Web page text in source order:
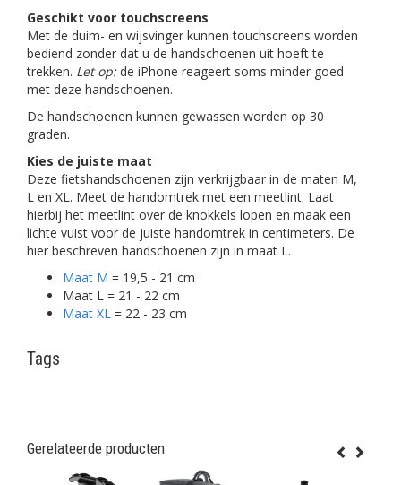
Geschikt voor touchscreens
Met de duim- en wijsvinger kunnen touchscreens worden
bediend zonder dat u de handschoenen uit hoeft te
trekken. Let op:de iPhone reageert soms minder goed
met deze handschoenen.
De handschoenen kunnen gewassen worden op 30
graden.
Kies de juiste maat
Deze fietshandschoenen zijn verkrijgbaar in de maten M,
L en XL. Meet de handomtrek met een meetlint. Laat
hierbij het meetlint over de knokkels lopen en maak een
lichte vuist voor de juiste handomtrek in centimeters. De
hier beschreven handschoenen zijn in maat L.
Maat M = 19,5 - 21 cm
Maat L = 21 - 22 cm
Maat XL = 22 - 23 cm
Tags
Gerelateerde producten